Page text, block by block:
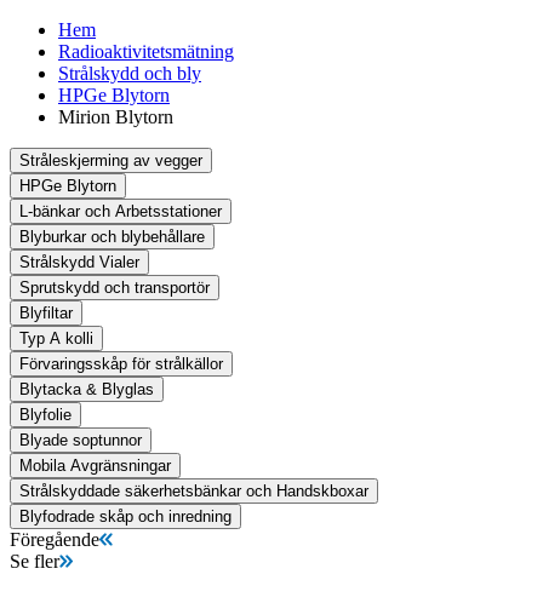
Hem
Radioaktivitetsmätning
Strålskydd och bly
HPGe Blytorn
Mirion Blytorn
Stråleskjerming av vegger
HPGe Blytorn
L-bänkar och Arbetsstationer
Blyburkar och blybehållare
Strålskydd Vialer
Sprutskydd och transportör
Blyfiltar
Typ A kolli
Förvaringsskåp för strålkällor
Blytacka & Blyglas
Blyfolie
Blyade soptunnor
Mobila Avgränsningar
Strålskyddade säkerhetsbänkar och Handskboxar
Blyfodrade skåp och inredning
Föregående
Se fler